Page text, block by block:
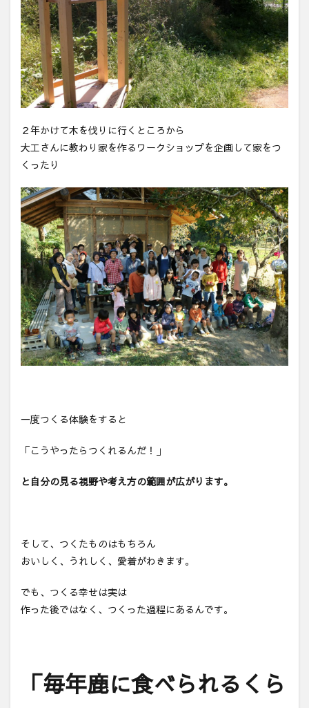
２年かけて木を伐りに行くところから
大工さんに教わり家を作るワークショップを企画して家をつ
くったり
一度つくる体験をすると
「こうやったらつくれるんだ！」
と自分の見る視野や考え方の範囲が広がります。
そして、つくたものはもちろん
おいしく、うれしく、愛着がわきます。
でも、つくる幸せは実は
作った後ではなく、つくった過程にあるんです。
「毎年鹿に食べられるくら